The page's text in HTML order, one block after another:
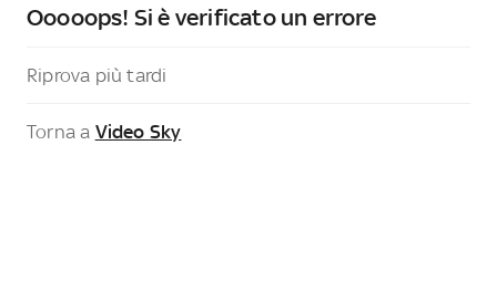
Ooooops! Si è verificato un errore
Riprova più tardi
Torna a Video Sky